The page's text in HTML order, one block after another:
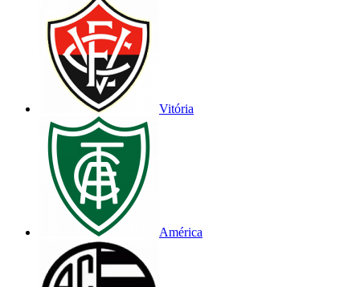
Vitória
América